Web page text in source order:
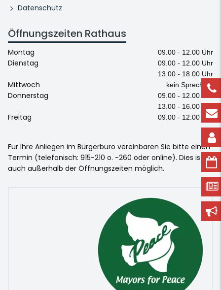
Datenschutz
Öffnungszeiten Rathaus
Montag 09.00 - 12.00 Uhr
Dienstag
09.00 - 12.00 Uhr
13.00 - 18.00 Uhr
Mittwoch kein Sprechtag
Donnerstag
09.00 - 12.00 Uhr
13.00 - 16.00 Uhr
Freitag 09.00 - 12.00 Uhr
Für Ihre Anliegen im Bürgerbüro vereinbaren Sie bitte einen
Termin (telefonisch: 915-210 o. -260 oder online). Dies ist
auch außerhalb der Öffnungszeiten möglich.